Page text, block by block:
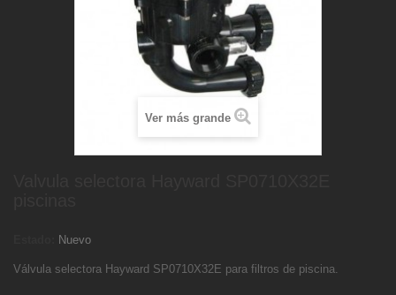
Ver más grande
Nuevo
Válvula selectora Hayward SP0710X32E para filtros de piscina.